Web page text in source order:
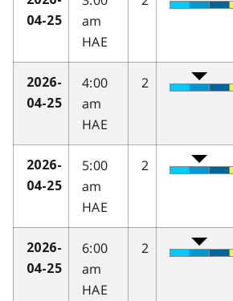
04-25
am
HAE
2026-
04-25
4:00
am
HAE
2
2026-
04-25
5:00
am
HAE
2
2026-
04-25
6:00
am
HAE
2